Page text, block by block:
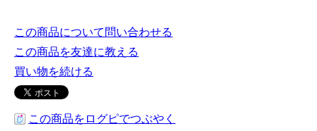
この商品について問い合わせる
この商品を友達に教える
買い物を続ける
この商品をログピでつぶやく